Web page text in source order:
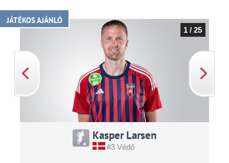
JÁTÉKOS AJÁNLÓ
Kasper Larsen
#3 Védő
1 / 25